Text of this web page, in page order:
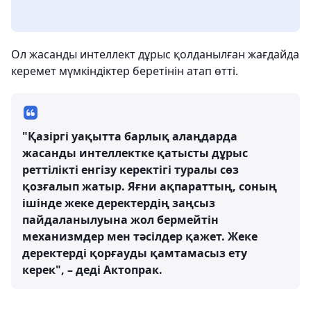
Ол жасанды интеллект дұрыс қолданылған жағдайда
керемет мүмкіндіктер беретінін атап өтті.
"Қазіргі уақытта барлық алаңдарда
жасанды интеллектке қатысты дұрыс
реттілікті енгізу керектігі туралы сөз
қозғалып жатыр. Яғни ақпараттың, соның
ішінде жеке деректердің заңсыз
пайдаланылуына жол бермейтін
механизмдер мен тәсілдер қажет. Жеке
деректерді қорғауды қамтамасыз ету
керек", – деді Актопрак.